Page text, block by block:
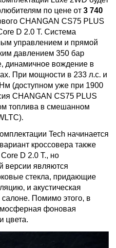
по цене от 3 740
CHANGAN CS75 PLUS
D 2.0 T. Система
управлением и прямой
давлением 350 бар
динамичное вождение в
При мощности в 233 л.с. и
(доступном уже при 1900
CHANGAN CS75 PLUS
топлива в смешанном
Tech начинается
кроссовера также
D 2.0 T., но
версии являются
стекла, придающие
и акустическая
Помимо этого, в
фоновая
цвета.